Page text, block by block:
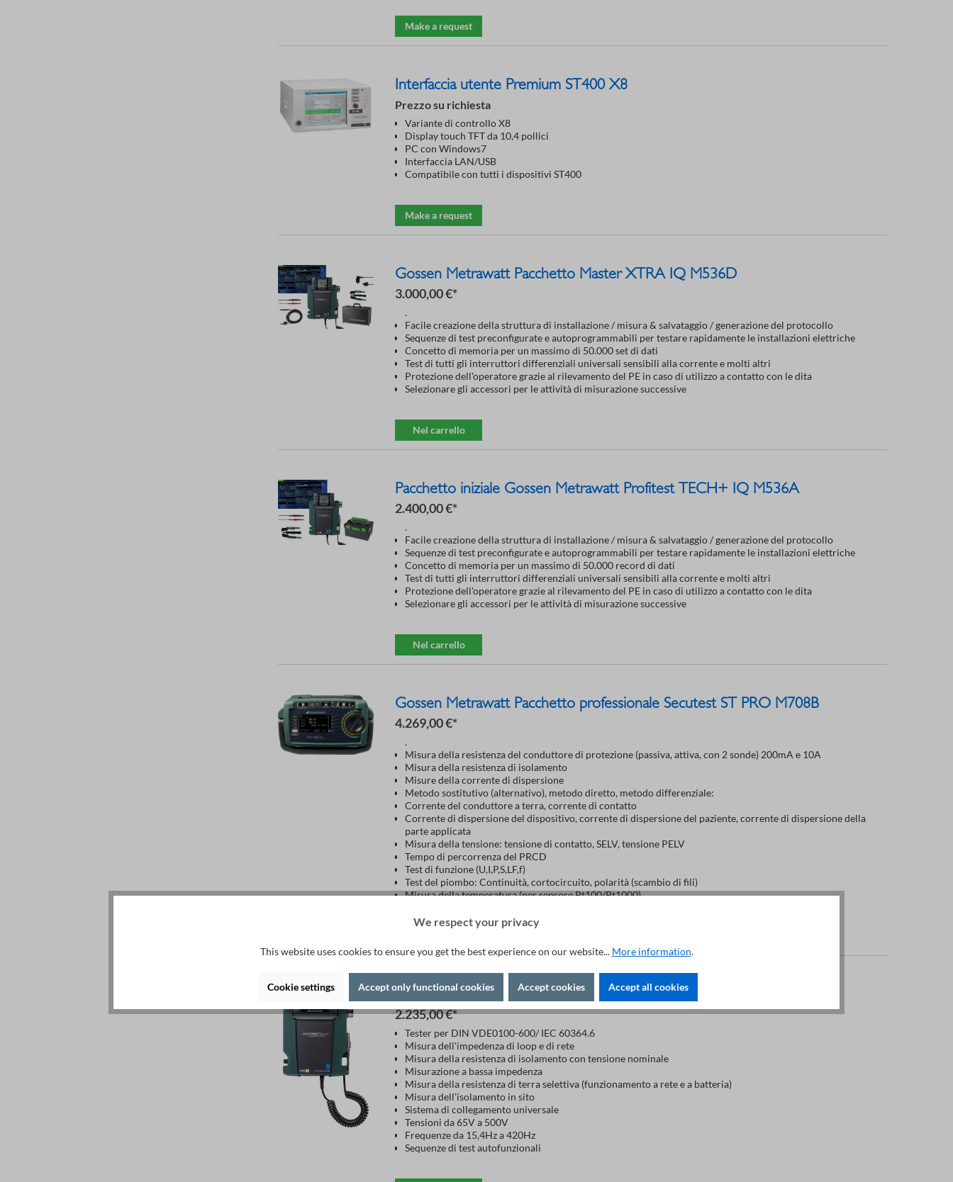
Make a request
Interfaccia utente Premium ST400 X8
Prezzo su richiesta
Variante di controllo X8
Display touch TFT da 10,4 pollici
PC con Windows7
Interfaccia LAN/USB
Compatibile con tutti i dispositivi ST400
Make a request
Gossen Metrawatt Pacchetto Master XTRA IQ M536D
3.000,00 €*
.
Facile creazione della struttura di installazione / misura & salvataggio / generazione del protocollo
Sequenze di test preconfigurate e autoprogrammabili per testare rapidamente le installazioni elettriche
Concetto di memoria per un massimo di 50.000 set di dati
Test di tutti gli interruttori differenziali universali sensibili alla corrente e molti altri
Protezione dell'operatore grazie al rilevamento del PE in caso di utilizzo a contatto con le dita
Selezionare gli accessori per le attività di misurazione successive
Nel carrello
Pacchetto iniziale Gossen Metrawatt Profitest TECH+ IQ M536A
2.400,00 €*
.
Facile creazione della struttura di installazione / misura & salvataggio / generazione del protocollo
Sequenze di test preconfigurate e autoprogrammabili per testare rapidamente le installazioni elettriche
Concetto di memoria per un massimo di 50.000 record di dati
Test di tutti gli interruttori differenziali universali sensibili alla corrente e molti altri
Protezione dell'operatore grazie al rilevamento del PE in caso di utilizzo a contatto con le dita
Selezionare gli accessori per le attività di misurazione successive
Nel carrello
Gossen Metrawatt Pacchetto professionale Secutest ST PRO M708B
4.269,00 €*
.
Misura della resistenza del conduttore di protezione (passiva, attiva, con 2 sonde) 200mA e 10A
Misura della resistenza di isolamento
Misure della corrente di dispersione
Metodo sostitutivo (alternativo), metodo diretto, metodo differenziale:
Corrente del conduttore a terra, corrente di contatto
Corrente di dispersione del dispositivo, corrente di dispersione del paziente, corrente di dispersione della
parte applicata
Misura della tensione: tensione di contatto, SELV, tensione PELV
Tempo di percorrenza del PRCD
Test di funzione (U,I,P,S,LF,f)
Test del piombo: Continuità, cortocircuito, polarità (scambio di fili)
Misura della temperatura (per sensore Pt100/Pt1000)
Gossen Metrawatt Profit Test MPRO IQ M535C
2.235,00 €*
Tester per DIN VDE0100-600/ IEC 60364.6
Misura dell'impedenza di loop e di rete
Misura della resistenza di isolamento con tensione nominale
Misurazione a bassa impedenza
Misura della resistenza di terra selettiva (funzionamento a rete e a batteria)
Misura dell'isolamento in sito
Sistema di collegamento universale
Tensioni da 65V a 500V
Frequenze da 15,4Hz a 420Hz
Sequenze di test autofunzionali
We respect your privacy
This website uses cookies to ensure you get the best experience on our website... More information.
Cookie settings Accept only functional cookies Accept cookies Accept all cookies